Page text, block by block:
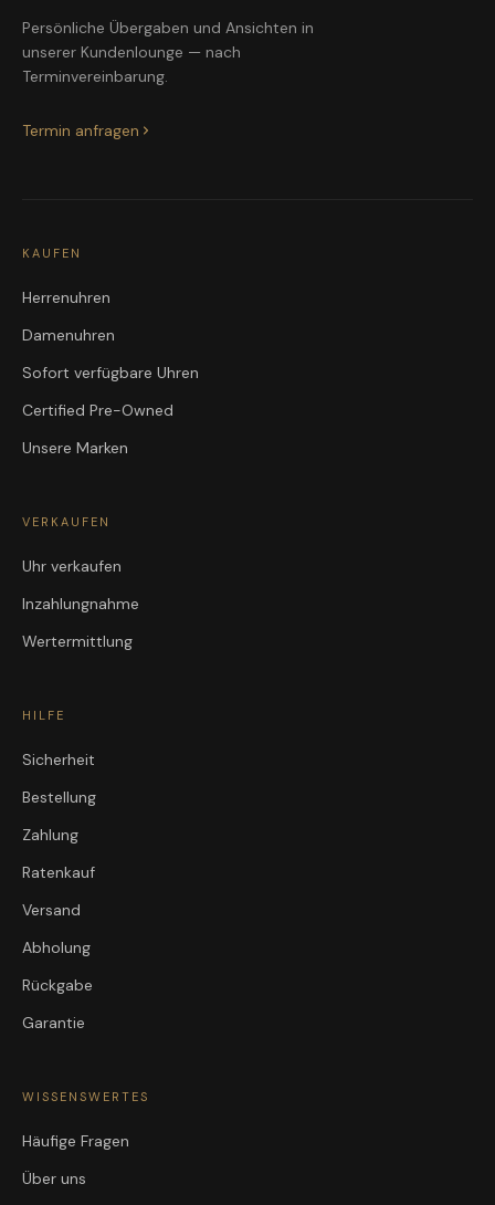
Persönliche Übergaben und Ansichten in
unserer Kundenlounge — nach
Terminvereinbarung.
Termin anfragen
KAUFEN
Herrenuhren
Damenuhren
Sofort verfügbare Uhren
Certified Pre-Owned
Unsere Marken
VERKAUFEN
Uhr verkaufen
Inzahlungnahme
Wertermittlung
HILFE
Sicherheit
Bestellung
Zahlung
Ratenkauf
Versand
Abholung
Rückgabe
Garantie
WISSENSWERTES
Häufige Fragen
Über uns